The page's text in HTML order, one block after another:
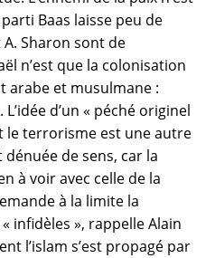
Baas laisse peu de
A. Sharon sont de
n’est que la colonisation
arabe et musulmane :
d’un « péché originel
le terrorisme est une autre
de sens, car la
à voir avec celle de la
à la limite la
infidèles », rappelle Alain
l’islam s’est propagé par